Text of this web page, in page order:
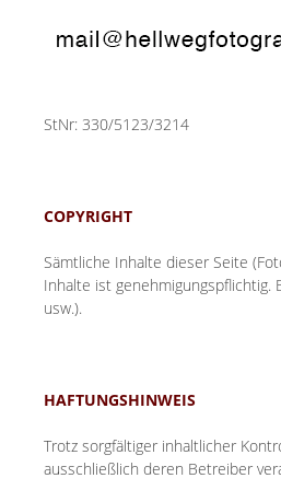
StNr: 330/5123/3214
COPYRIGHT
Sämtliche Inhalte dieser Seite
Inhalte ist genehmigungspflichtig.
usw.).
HAFTUNGSHINWEIS
Trotz sorgfältiger inhaltlicher
ausschließlich deren Betreiber